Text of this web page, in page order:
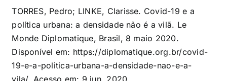
TORRES, Pedro; LINKE, Clarisse. Covid-19 e a
política urbana: a densidade não é a vilã. Le
Monde Diplomatique, Brasil, 8 maio 2020.
Disponível em: https://diplomatique.org.br/covid-
19-e-a-politica-urbana-a-densidade-nao-e-a-
vila/. Acesso em: 9 jun. 2020.